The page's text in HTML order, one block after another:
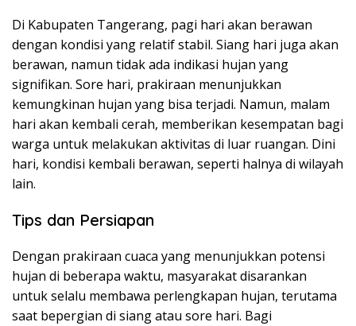
Di Kabupaten Tangerang, pagi hari akan berawan
dengan kondisi yang relatif stabil. Siang hari juga akan
berawan, namun tidak ada indikasi hujan yang
signifikan. Sore hari, prakiraan menunjukkan
kemungkinan hujan yang bisa terjadi. Namun, malam
hari akan kembali cerah, memberikan kesempatan bagi
warga untuk melakukan aktivitas di luar ruangan. Dini
hari, kondisi kembali berawan, seperti halnya di wilayah
lain.
Tips dan Persiapan
Dengan prakiraan cuaca yang menunjukkan potensi
hujan di beberapa waktu, masyarakat disarankan
untuk selalu membawa perlengkapan hujan, terutama
saat bepergian di siang atau sore hari. Bagi